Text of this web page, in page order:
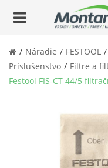
Náradie FESTOOL
Príslušenstvo
Filtre a
Festool FIS-CT 44/5